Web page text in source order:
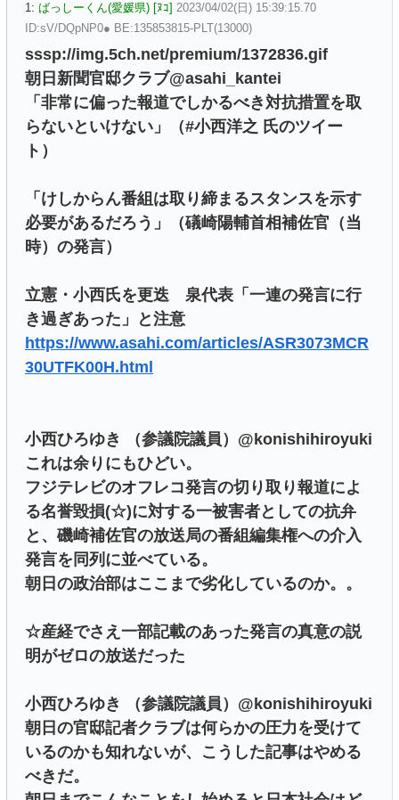
1: ばっしーくん(愛媛県) [ﾇｺ] 2023/04/02(日) 15:39:15.70
ID:sV/DQpNP0● BE:135853815-PLT(13000)
sssp://img.5ch.net/premium/1372836.gif
朝日新聞官邸クラブ@asahi_kantei
「非常に偏った報道でしかるべき対抗措置を取
らないといけない」（#小西洋之 氏のツイー
ト）
「けしからん番組は取り締まるスタンスを示す
必要があるだろう」（礒崎陽輔首相補佐官（当
時）の発言）
立憲・小西氏を更迭 泉代表「一連の発言に行
き過ぎあった」と注意
https://www.asahi.com/articles/ASR3073MCR
30UTFK00H.html
小西ひろゆき （参議院議員）@konishihiroyuki
これは余りにもひどい。
フジテレビのオフレコ発言の切り取り報道によ
る名誉毀損(☆)に対する一被害者としての抗弁
と、磯崎補佐官の放送局の番組編集権への介入
発言を同列に並べている。
朝日の政治部はここまで劣化しているのか。。
☆産経でさえ一部記載のあった発言の真意の説
明がゼロの放送だった
小西ひろゆき （参議院議員）@konishihiroyuki
朝日の官邸記者クラブは何らかの圧力を受けて
いるのかも知れないが、こうした記事はやめる
べきだ。